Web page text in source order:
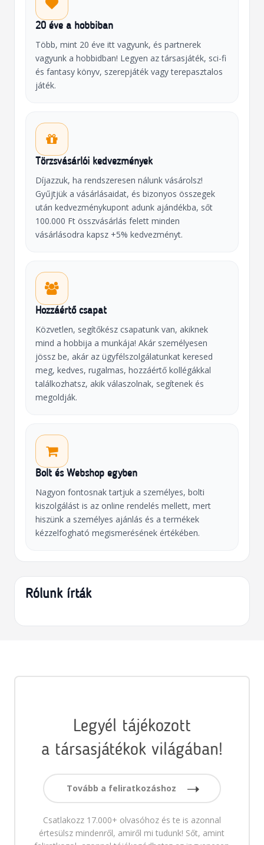
20 éve a hobbiban
Több, mint 20 éve itt vagyunk, és partnerek
vagyunk a hobbidban! Legyen az társasjáték, sci-fi
és fantasy könyv, szerepjáték vagy terepasztalos
játék.
Törzsvásárlói kedvezmények
Díjazzuk, ha rendszeresen nálunk vásárolsz!
Gyűjtjük a vásárlásaidat, és bizonyos összegek
után kedvezménykupont adunk ajándékba, sőt
100.000 Ft összvásárlás felett minden
vásárlásodra kapsz +5% kedvezményt.
Hozzáértő csapat
Közvetlen, segítőkész csapatunk van, akiknek
mind a hobbija a munkája! Akár személyesen
jössz be, akár az ügyfélszolgálatunkat keresed
meg, kedves, rugalmas, hozzáértő kollégákkal
találkozhatsz, akik válaszolnak, segítenek és
megoldják.
Bolt és Webshop egyben
Nagyon fontosnak tartjuk a személyes, bolti
kiszolgálást is az online rendelés mellett, mert
hiszünk a személyes ajánlás és a termékek
kézzelfogható megismerésének értékében.
Rólunk írták
Legyél tájékozott
a társasjátékok világában!
Tovább a feliratkozáshoz
Csatlakozz 17.000+ olvasóhoz és te is azonnal
értesülsz mindenről, amiről mi tudunk! Sőt, amint